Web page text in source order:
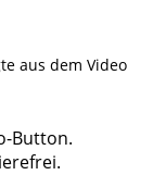
aus dem Video
Button.